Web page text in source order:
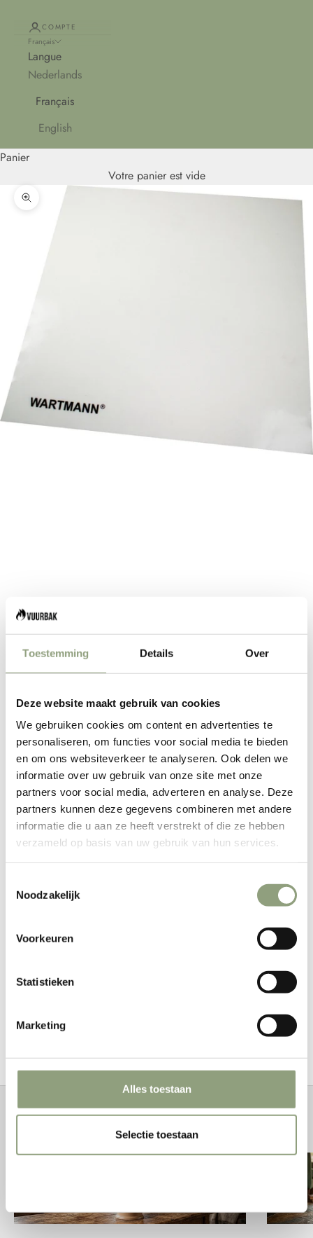
Toestemming Details Over
Deze website maakt gebruik van cookies
We gebruiken cookies om content en advertenties te
personaliseren, om functies voor social media te bieden
en om ons websiteverkeer te analyseren. Ook delen we
informatie over uw gebruik van onze site met onze
partners voor social media, adverteren en analyse. Deze
partners kunnen deze gegevens combineren met andere
informatie die u aan ze heeft verstrekt of die ze hebben
verzameld op basis van uw gebruik van hun services.
Noodzakelijk
Voorkeuren
Statistieken
Marketing
Alles toestaan
Selectie toestaan
COMPTE
Français
Langue
Nederlands
Français
English
Panier
Votre panier est vide
Zoomer sur l'image
Feuilles de séchage / Insert feuilles
Wartmann en silicone (2 pièces) 40
x 40 cm
Prix de vente
€12,95
EN RUPTURE
en silicone, 40x40cm (2 pcs.)
Dimensions : 40x40cm
Réutilisable
Histoires de feu